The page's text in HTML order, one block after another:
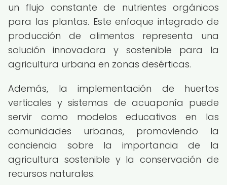
un flujo constante de nutrientes orgánicos
para las plantas. Este enfoque integrado de
producción de alimentos representa una
solución innovadora y sostenible para la
agricultura urbana en zonas desérticas.
Además, la implementación de huertos
verticales y sistemas de acuaponía puede
servir como modelos educativos en las
comunidades urbanas, promoviendo la
conciencia sobre la importancia de la
agricultura sostenible y la conservación de
recursos naturales.